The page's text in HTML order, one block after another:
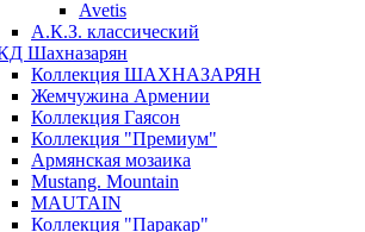
Avetis
А.К.З. классический
Шахназарян
Коллекция ШАХНАЗАРЯН
Жемчужина Армении
Коллекция Гаясон
Коллекция "Премиум"
Армянская мозаика
Mustang. Mountain
MAUTAIN
Коллекция "Паракар"